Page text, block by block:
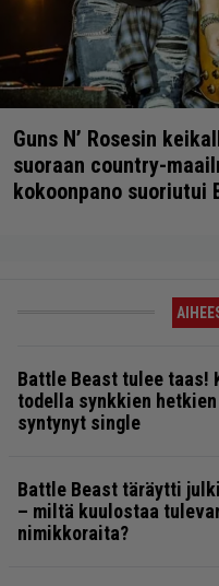
Guns N’ Rosesin
suoraan country-
kokoonpano suoriutui
Battle Beast tulee taas!
todella synkkien
syntynyt single
Battle Beast täräytti
– miltä kuulostaa
nimikkoraita?